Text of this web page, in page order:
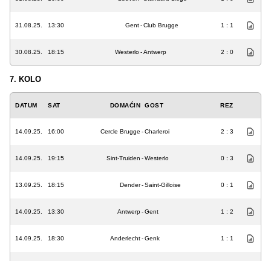
31.08.25. 13:30 Gent-Club Brugge 1 : 1
30.08.25. 18:15 Westerlo-Antwerp 2 : 0
7. KOLO
DATUM SAT DOMAĆIN GOST REZ
14.09.25. 16:00 Cercle Brugge -Charleroi 2 : 3
14.09.25. 19:15 Sint-Truiden -Westerlo 0 : 3
13.09.25. 18:15 Dender-Saint-Gilloise 0 : 1
14.09.25. 13:30 Antwerp-Gent 1 : 2
14.09.25. 18:30 Anderlecht-Genk 1 : 1